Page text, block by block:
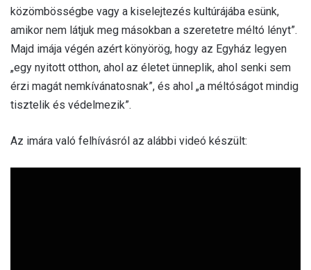
közömbösségbe vagy a kiselejtezés kultúrájába esünk,
amikor nem látjuk meg másokban a szeretetre méltó lényt”.
Majd imája végén azért könyörög, hogy az Egyház legyen
„egy nyitott otthon, ahol az életet ünneplik, ahol senki sem
érzi magát nemkívánatosnak”, és ahol „a méltóságot mindig
tisztelik és védelmezik”.
Az imára való felhívásról az alábbi videó készült: